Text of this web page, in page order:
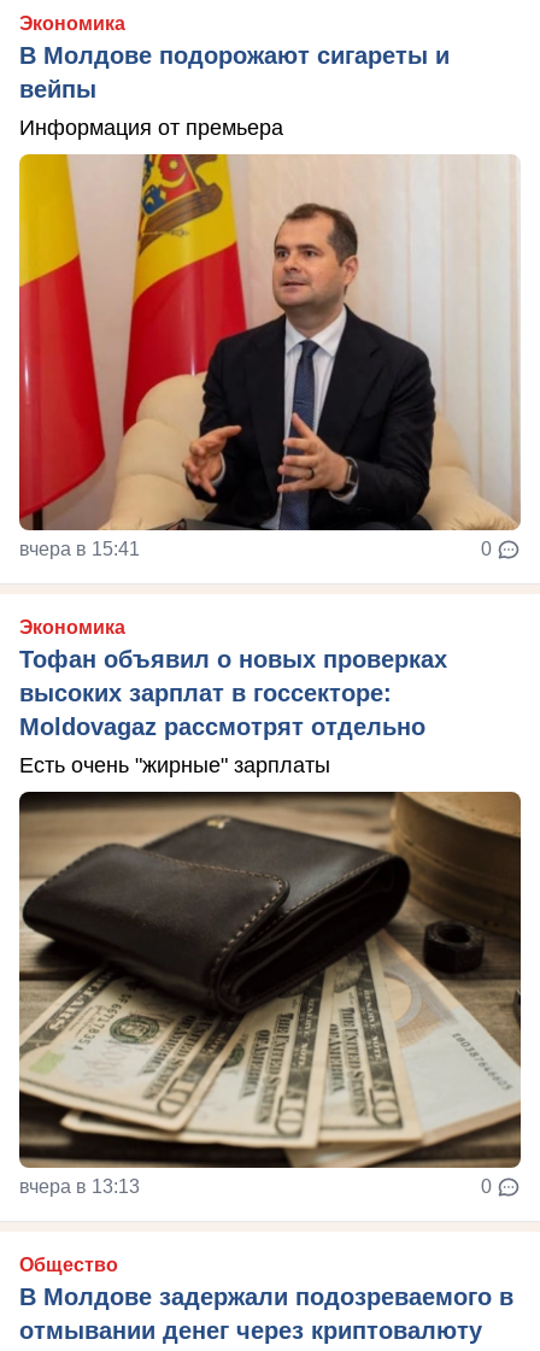
Экономика
В Молдове подорожают сигареты и
вейпы
Информация от премьера
вчера в 15:41 0
Экономика
Тофан объявил о новых проверках
высоких зарплат в госсекторе:
Moldovagaz рассмотрят отдельно
Есть очень "жирные" зарплаты
вчера в 13:13 0
Общество
В Молдове задержали подозреваемого в
отмывании денег через криптовалюту